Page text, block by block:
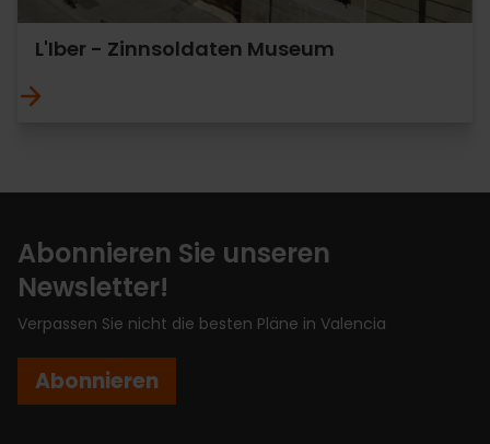
L'Iber - Zinnsoldaten Museum
Abonnieren Sie unseren
Newsletter!
Verpassen Sie nicht die besten Pläne in Valencia
Abonnieren